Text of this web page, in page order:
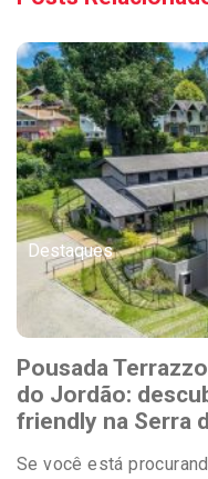
Destaques
Pousada
do Jordão:
friendly na Serra
Se você está